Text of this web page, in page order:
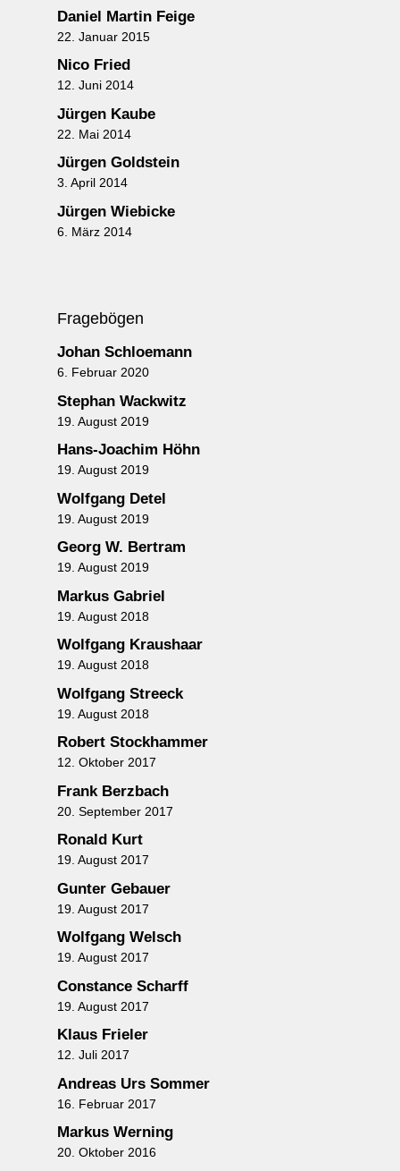
Daniel Martin Feige
22. Januar 2015
Nico Fried
12. Juni 2014
Jürgen Kaube
22. Mai 2014
Jürgen Goldstein
3. April 2014
Jürgen Wiebicke
6. März 2014
Fragebögen
Johan Schloemann
6. Februar 2020
Stephan Wackwitz
19. August 2019
Hans-Joachim Höhn
19. August 2019
Wolfgang Detel
19. August 2019
Georg W. Bertram
19. August 2019
Markus Gabriel
19. August 2018
Wolfgang Kraushaar
19. August 2018
Wolfgang Streeck
19. August 2018
Robert Stockhammer
12. Oktober 2017
Frank Berzbach
20. September 2017
Ronald Kurt
19. August 2017
Gunter Gebauer
19. August 2017
Wolfgang Welsch
19. August 2017
Constance Scharff
19. August 2017
Klaus Frieler
12. Juli 2017
Andreas Urs Sommer
16. Februar 2017
Markus Werning
20. Oktober 2016